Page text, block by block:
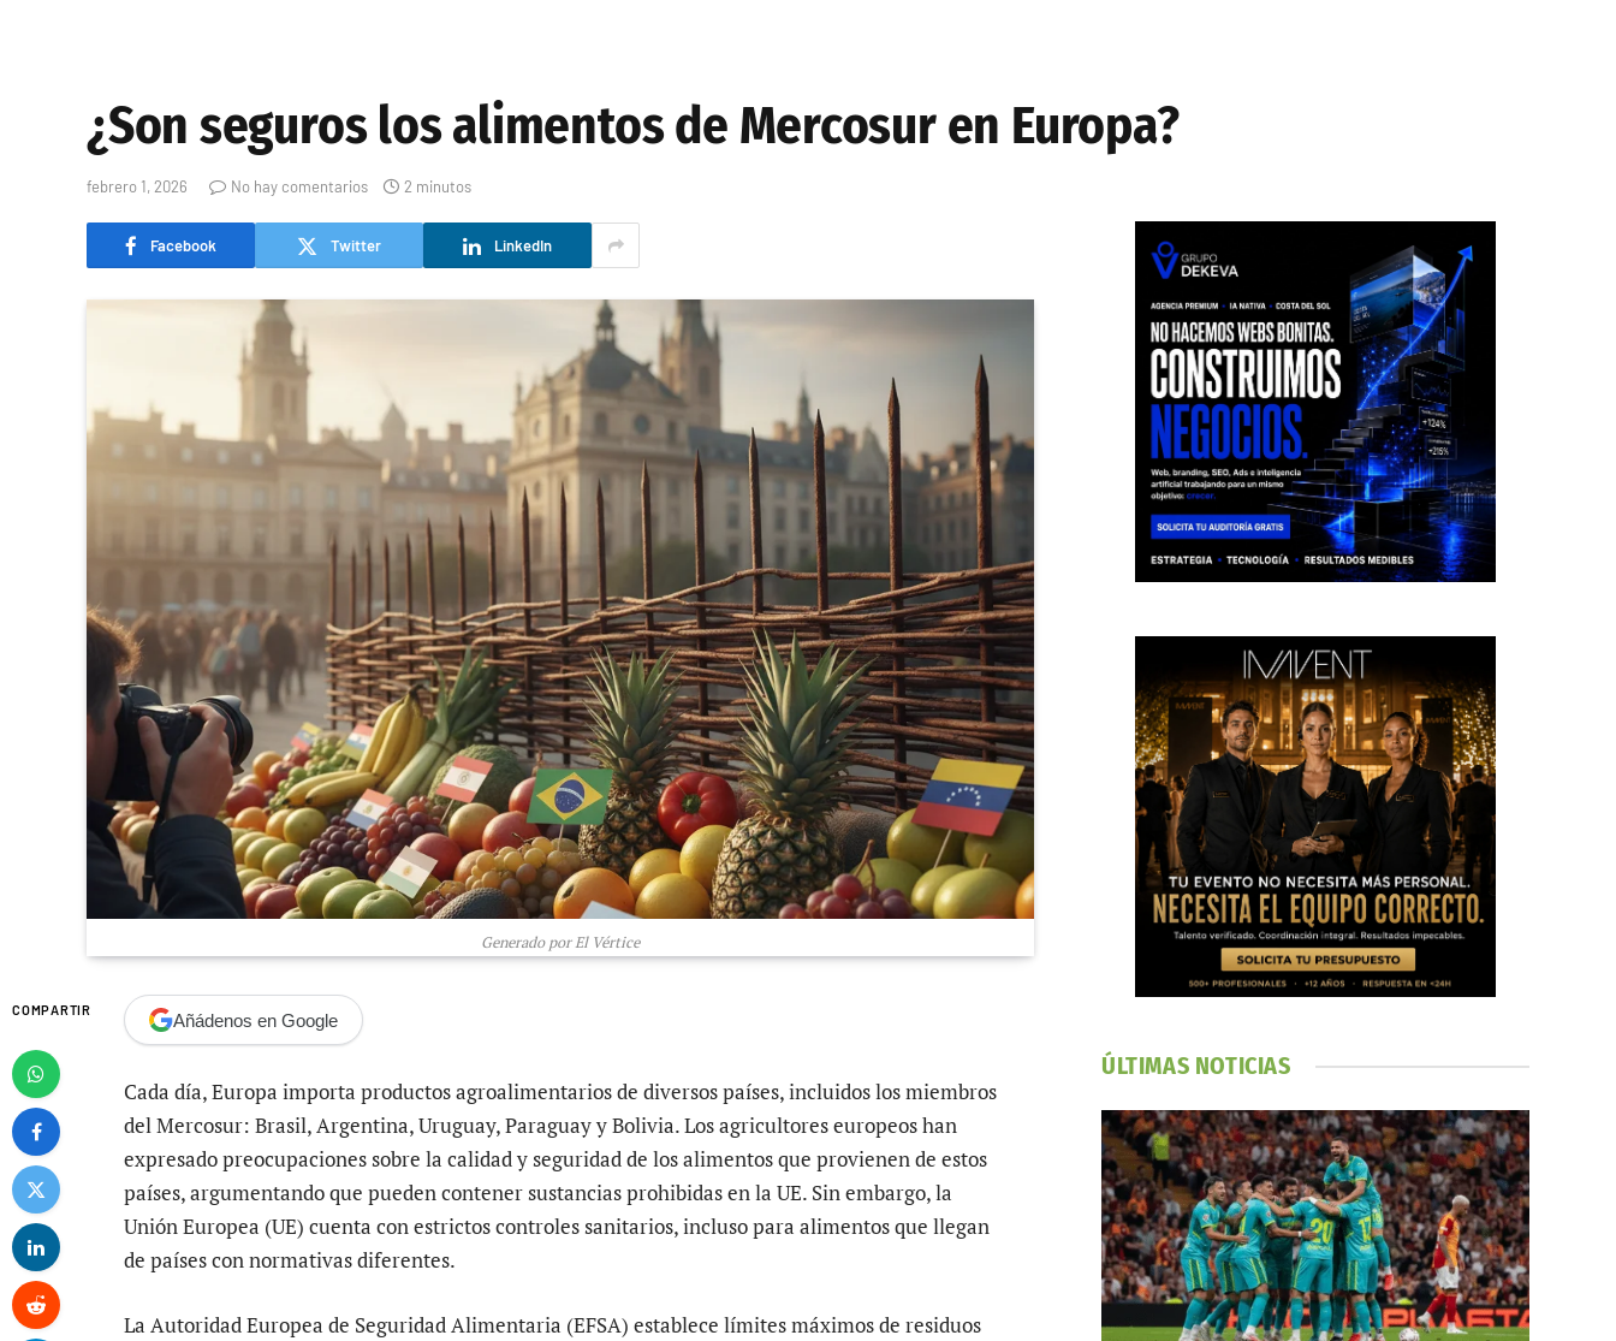
¿Son seguros los alimentos de Mercosur en Europa?
febrero 1, 2026 No hay comentarios 2 minutos
Facebook Twitter LinkedIn
Generado por El Vértice
COMPARTIR Añádenos en Google
Cada día, Europa importa productos agroalimentarios de diversos países, incluidos los miembros
del Mercosur: Brasil, Argentina, Uruguay, Paraguay y Bolivia. Los agricultores europeos han
expresado preocupaciones sobre la calidad y seguridad de los alimentos que provienen de estos
países, argumentando que pueden contener sustancias prohibidas en la UE. Sin embargo, la
Unión Europea (UE) cuenta con estrictos controles sanitarios, incluso para alimentos que llegan
de países con normativas diferentes.
La Autoridad Europea de Seguridad Alimentaria (EFSA) establece límites máximos de residuos
ÚLTIMAS NOTICIAS